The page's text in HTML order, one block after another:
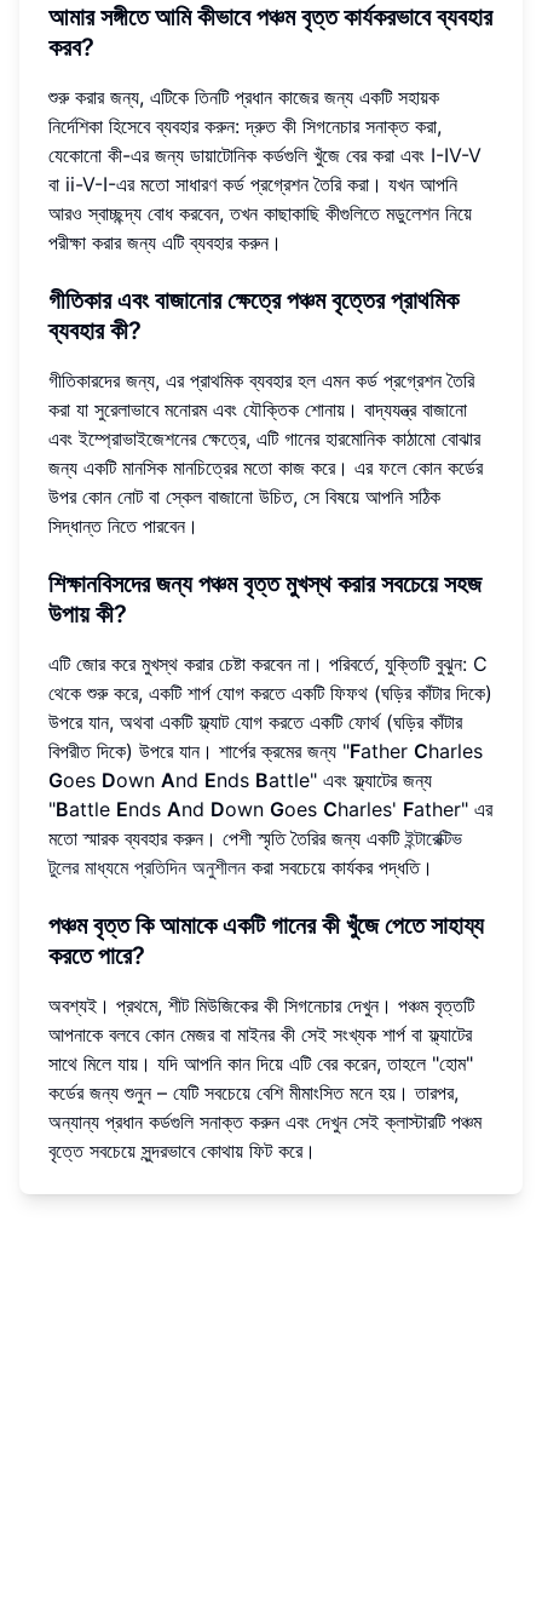
আমার সঙ্গীতে আমি কীভাবে পঞ্চম বৃত্ত কার্যকরভাবে ব্যবহার
করব?
শুরু করার জন্য, এটিকে তিনটি প্রধান কাজের জন্য একটি সহায়ক
নির্দেশিকা হিসেবে ব্যবহার করুন: দ্রুত কী সিগনেচার সনাক্ত করা,
যেকোনো কী-এর জন্য ডায়াটোনিক কর্ডগুলি খুঁজে বের করা এবং I-IV-V
বা ii-V-I-এর মতো সাধারণ কর্ড প্রগ্রেশন তৈরি করা। যখন আপনি
আরও স্বাচ্ছন্দ্য বোধ করবেন, তখন কাছাকাছি কীগুলিতে মডুলেশন নিয়ে
পরীক্ষা করার জন্য এটি ব্যবহার করুন।
গীতিকার এবং বাজানোর ক্ষেত্রে পঞ্চম বৃত্তের প্রাথমিক
ব্যবহার কী?
গীতিকারদের জন্য, এর প্রাথমিক ব্যবহার হল এমন কর্ড প্রগ্রেশন তৈরি
করা যা সুরেলাভাবে মনোরম এবং যৌক্তিক শোনায়। বাদ্যযন্ত্র বাজানো
এবং ইম্প্রোভাইজেশনের ক্ষেত্রে, এটি গানের হারমোনিক কাঠামো বোঝার
জন্য একটি মানসিক মানচিত্রের মতো কাজ করে। এর ফলে কোন কর্ডের
উপর কোন নোট বা স্কেল বাজানো উচিত, সে বিষয়ে আপনি সঠিক
সিদ্ধান্ত নিতে পারবেন।
শিক্ষানবিসদের জন্য পঞ্চম বৃত্ত মুখস্থ করার সবচেয়ে সহজ
উপায় কী?
এটি জোর করে মুখস্থ করার চেষ্টা করবেন না। পরিবর্তে, যুক্তিটি বুঝুন: C
থেকে শুরু করে, একটি শার্প যোগ করতে একটি ফিফথ (ঘড়ির কাঁটার দিকে)
উপরে যান, অথবা একটি ফ্ল্যাট যোগ করতে একটি ফোর্থ (ঘড়ির কাঁটার
বিপরীত দিকে) উপরে যান। শার্পের ক্রমের জন্য "Father Charles
Goes Down And Ends Battle" এবং ফ্ল্যাটের জন্য
"Battle Ends And Down Goes Charles' Father" এর
মতো স্মারক ব্যবহার করুন। পেশী স্মৃতি তৈরির জন্য একটিইন্টারেক্টিভ
টুলের মাধ্যমে প্রতিদিন অনুশীলনকরা সবচেয়ে কার্যকর পদ্ধতি।
পঞ্চম বৃত্ত কি আমাকে একটি গানের কী খুঁজে পেতে সাহায্য
করতে পারে?
অবশ্যই। প্রথমে, শীট মিউজিকের কী সিগনেচার দেখুন। পঞ্চম বৃত্তটি
আপনাকে বলবে কোন মেজর বা মাইনর কী সেই সংখ্যক শার্প বা ফ্ল্যাটের
সাথে মিলে যায়। যদি আপনি কান দিয়ে এটি বের করেন, তাহলে "হোম"
কর্ডের জন্য শুনুন – যেটি সবচেয়ে বেশি মীমাংসিত মনে হয়। তারপর,
অন্যান্য প্রধান কর্ডগুলি সনাক্ত করুন এবং দেখুন সেই ক্লাস্টারটি পঞ্চম
বৃত্তে সবচেয়ে সুন্দরভাবে কোথায় ফিট করে।